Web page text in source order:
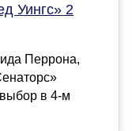
Уингс» 2
Перрона,
в 4-м